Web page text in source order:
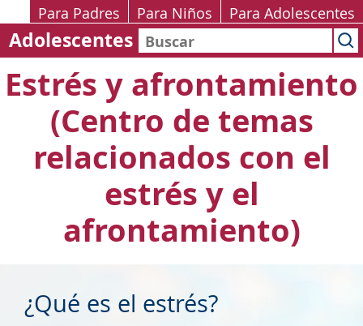
Para Padres Para Niños Para Adolescentes
Adolescentes
Estrés y afrontamiento
(Centro de temas
relacionados con el
estrés y el
afrontamiento)
¿Qué es el estrés?